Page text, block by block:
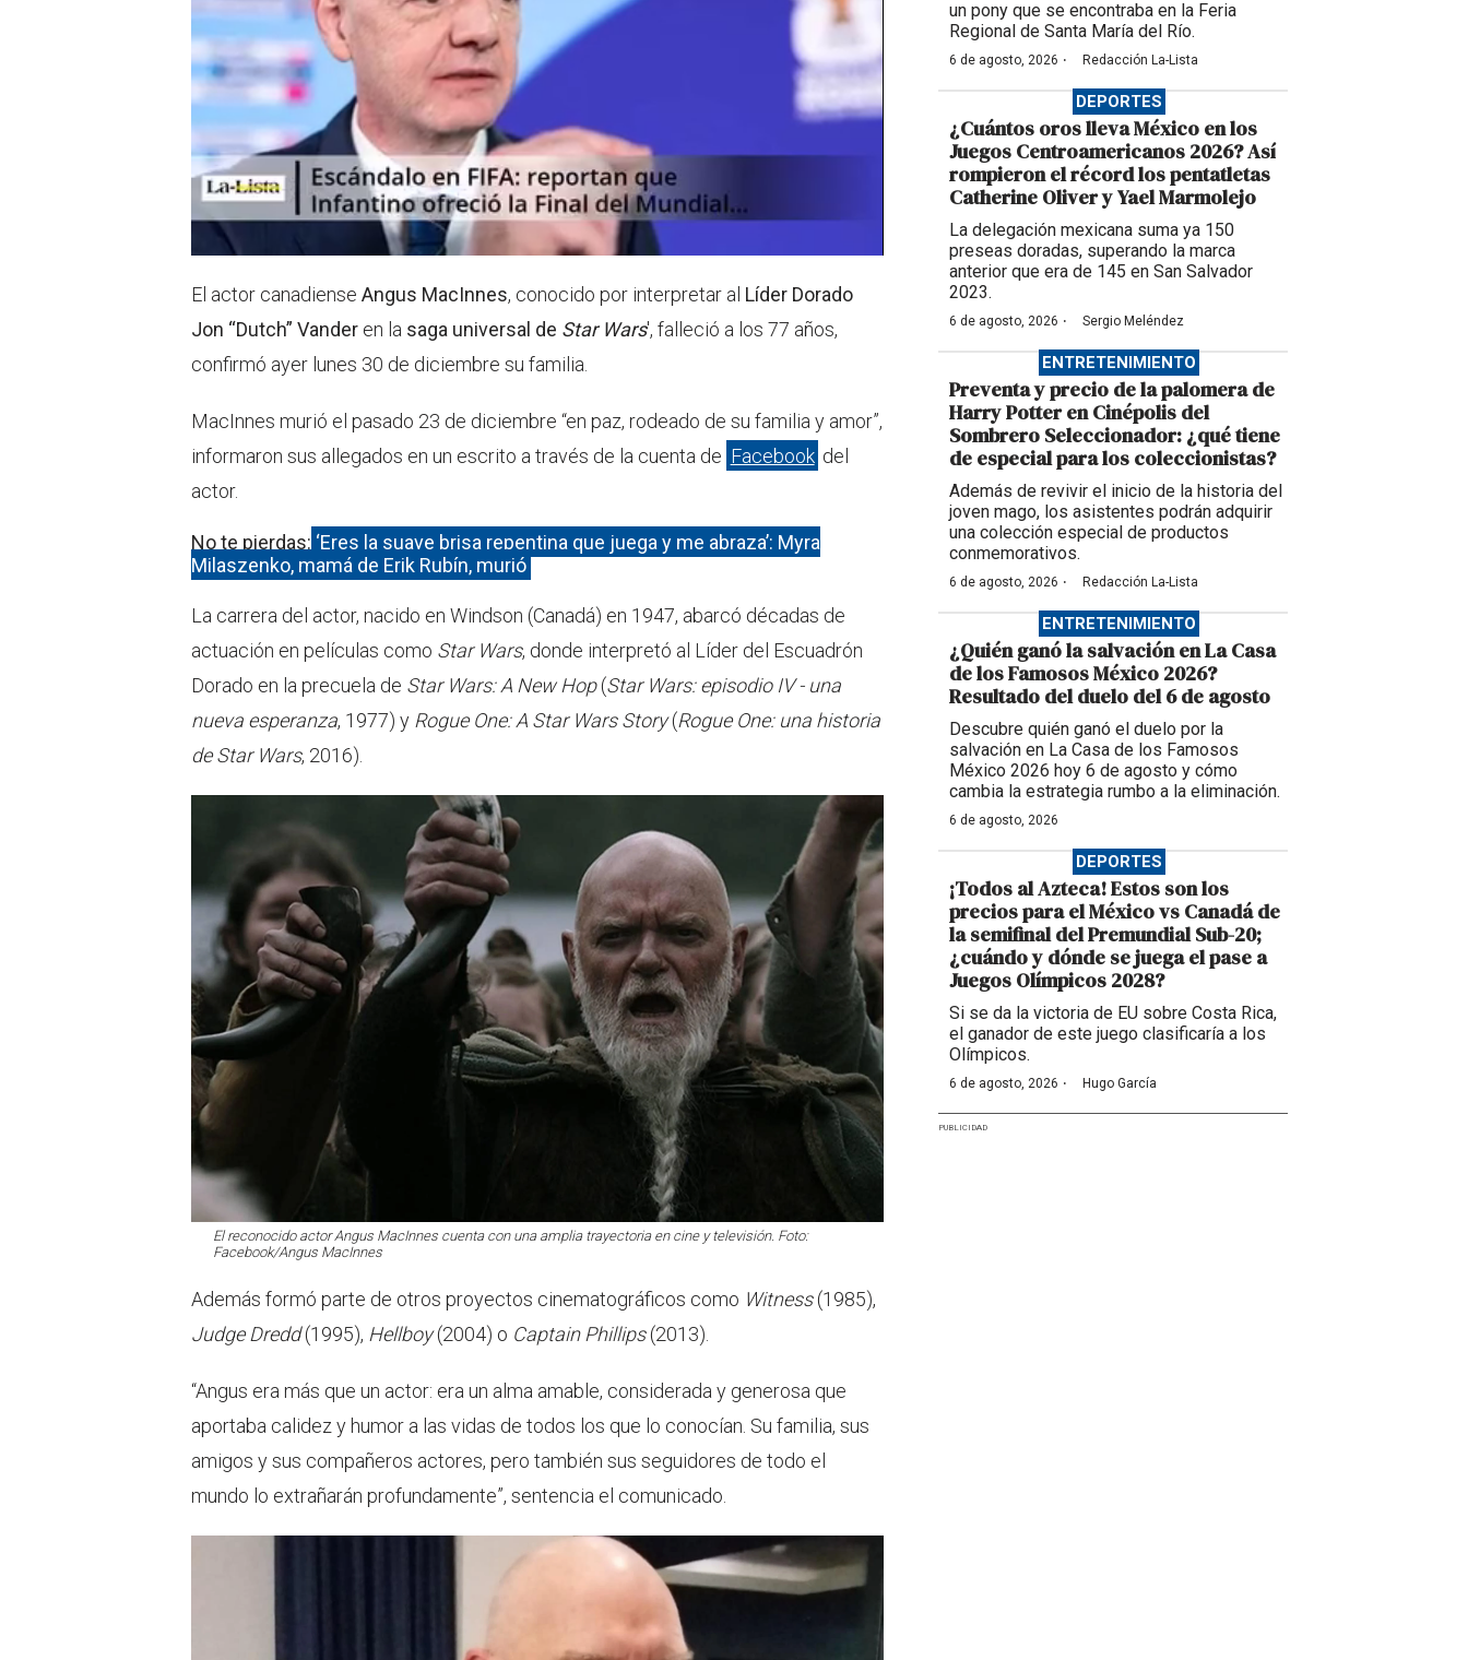
El actor canadiense Angus MacInnes, conocido por interpretar al Líder Dorado
Jon “Dutch” Vander en la saga universal de Star Wars', falleció a los 77 años,
confirmó ayer lunes 30 de diciembre su familia.
MacInnes murió el pasado 23 de diciembre “en paz, rodeado de su familia y amor”,
informaron sus allegados en un escrito a través de la cuenta de Facebook del
actor.
No te pierdas: ‘Eres la suave brisa repentina que juega y me abraza’: Myra
Milaszenko, mamá de Erik Rubín, murió
La carrera del actor, nacido en Windson (Canadá) en 1947, abarcó décadas de
actuación en películas como Star Wars, donde interpretó al Líder del Escuadrón
Dorado en la precuela de Star Wars: A New Hop(Star Wars: episodio IV - una
nueva esperanza, 1977) y Rogue One: A Star Wars Story(Rogue One: una historia
de Star Wars, 2016).
El reconocido actor Angus MacInnes cuenta con una amplia trayectoria en cine y televisión. Foto:
Facebook/Angus MacInnes
Además formó parte de otros proyectos cinematográficos como Witness(1985),
Judge Dredd(1995), Hellboy(2004) o Captain Phillips(2013).
“Angus era más que un actor: era un alma amable, considerada y generosa que
aportaba calidez y humor a las vidas de todos los que lo conocían. Su familia, sus
amigos y sus compañeros actores, pero también sus seguidores de todo el
mundo lo extrañarán profundamente”, sentencia el comunicado.
un pony que se encontraba en la Feria
Regional de Santa María del Río.
6 de agosto, 2026 · Redacción La-Lista
DEPORTES
¿Cuántos oros lleva México en los
Juegos Centroamericanos 2026? Así
rompieron el récord los pentatletas
Catherine Oliver y Yael Marmolejo
La delegación mexicana suma ya 150
preseas doradas, superando la marca
anterior que era de 145 en San Salvador
2023.
6 de agosto, 2026 · Sergio Meléndez
ENTRETENIMIENTO
Preventa y precio de la palomera de
Harry Potter en Cinépolis del
Sombrero Seleccionador: ¿qué tiene
de especial para los coleccionistas?
Además de revivir el inicio de la historia del
joven mago, los asistentes podrán adquirir
una colección especial de productos
conmemorativos.
6 de agosto, 2026 · Redacción La-Lista
ENTRETENIMIENTO
¿Quién ganó la salvación en La Casa
de los Famosos México 2026?
Resultado del duelo del 6 de agosto
Descubre quién ganó el duelo por la
salvación en La Casa de los Famosos
México 2026 hoy 6 de agosto y cómo
cambia la estrategia rumbo a la eliminación.
6 de agosto, 2026
DEPORTES
¡Todos al Azteca! Estos son los
precios para el México vs Canadá de
la semifinal del Premundial Sub-20;
¿cuándo y dónde se juega el pase a
Juegos Olímpicos 2028?
Si se da la victoria de EU sobre Costa Rica,
el ganador de este juego clasificaría a los
Olímpicos.
6 de agosto, 2026 · Hugo García
PUBLICIDAD